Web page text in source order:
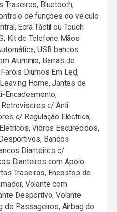
Traseiros, Bluetooth,
de funções do veículo
Ecrã Táctil ou Touch
Kit de Telefone Mãos
USB bancos
Alumínio, Barras de
Diurnos Em Led,
Home, Jantes de
Encadeamento,
c/ Anti
c/ Regulação Eléctrica,
Vidros Escurecidos,
Bancos
Dianteiros c/
Dianteiros com Apoio
Traseiras, Encostos de
Volante com
Desportivo, Volante
de Passageiros, Airbag do